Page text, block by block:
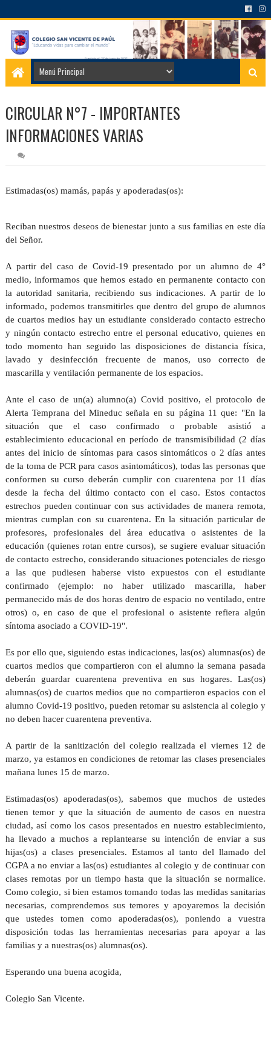
CIRCULAR N°7 - IMPORTANTES
INFORMACIONES VARIAS
Estimadas(os) mamás, papás y apoderadas(os):
Reciban nuestros deseos de bienestar junto a sus familias en este día
del Señor.
A partir del caso de Covid-19 presentado por un alumno de 4°
medio, informamos que hemos estado en permanente contacto con
la autoridad sanitaria, recibiendo sus indicaciones. A partir de lo
informado, podemos transmitirles que dentro del grupo de alumnos
de cuartos medios hay un estudiante considerado contacto estrecho
y ningún contacto estrecho entre el personal educativo, quienes en
todo momento han seguido las disposiciones de distancia física,
lavado y desinfección frecuente de manos, uso correcto de
mascarilla y ventilación permanente de los espacios.
Ante el caso de un(a) alumno(a) Covid positivo, el protocolo de
Alerta Temprana del Mineduc señala en su página 11 que: "En la
situación que el caso confirmado o probable asistió a
establecimiento educacional en período de transmisibilidad (2 días
antes del inicio de síntomas para casos sintomáticos o 2 días antes
de la toma de PCR para casos asintomáticos), todas las personas que
conformen su curso deberán cumplir con cuarentena por 11 días
desde la fecha del último contacto con el caso. Estos contactos
estrechos pueden continuar con sus actividades de manera remota,
mientras cumplan con su cuarentena. En la situación particular de
profesores, profesionales del área educativa o asistentes de la
educación (quienes rotan entre cursos), se sugiere evaluar situación
de contacto estrecho, considerando situaciones potenciales de riesgo
a las que pudiesen haberse visto expuestos con el estudiante
confirmado (ejemplo: no haber utilizado mascarilla, haber
permanecido más de dos horas dentro de espacio no ventilado, entre
otros) o, en caso de que el profesional o asistente refiera algún
síntoma asociado a COVID-19".
Es por ello que, siguiendo estas indicaciones, las(os) alumnas(os) de
cuartos medios que compartieron con el alumno la semana pasada
deberán guardar cuarentena preventiva en sus hogares. Las(os)
alumnas(os) de cuartos medios que no compartieron espacios con el
alumno Covid-19 positivo, pueden retomar su asistencia al colegio y
no deben hacer cuarentena preventiva.
A partir de la sanitización del colegio realizada el viernes 12 de
marzo, ya estamos en condiciones de retomar las clases presenciales
mañana lunes 15 de marzo.
Estimadas(os) apoderadas(os), sabemos que muchos de ustedes
tienen temor y que la situación de aumento de casos en nuestra
ciudad, así como los casos presentados en nuestro establecimiento,
ha llevado a muchos a replantearse su intención de enviar a sus
hijas(os) a clases presenciales. Estamos al tanto del llamado del
CGPA a no enviar a las(os) estudiantes al colegio y de continuar con
clases remotas por un tiempo hasta que la situación se normalice.
Como colegio, si bien estamos tomando todas las medidas sanitarias
necesarias, comprendemos sus temores y apoyaremos la decisión
que ustedes tomen como apoderadas(os), poniendo a vuestra
disposición todas las herramientas necesarias para apoyar a las
familias y a nuestras(os) alumnas(os).
Esperando una buena acogida,
Colegio San Vicente.